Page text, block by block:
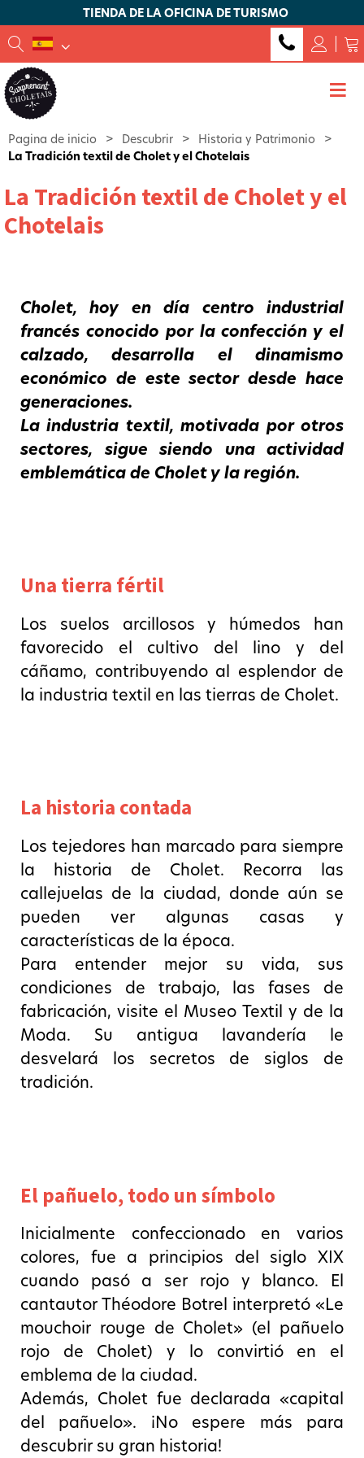
TIENDA DE LA OFICINA DE TURISMO
Pagina de inicio > Descubrir > Historia y Patrimonio
>
La Tradición textil de Cholet y el Chotelais
La Tradición textil de Cholet y el
Chotelais
Cholet, hoy en día centro industrial
francés conocido por la confección y el
calzado, desarrolla el dinamismo
económico de este sector desde hace
generaciones.
La industria textil, motivada por otros
sectores, sigue siendo una actividad
emblemática de Cholet y la región.
Una tierra fértil
Los suelos arcillosos y húmedos han
favorecido el cultivo del lino y del
cáñamo, contribuyendo al esplendor de
la industria textil en las tierras de Cholet.
La historia contada
Los tejedores han marcado para siempre
la historia de Cholet. Recorra las
callejuelas de la ciudad, donde aún se
pueden ver algunas casas y
características de la época.
Para entender mejor su vida, sus
condiciones de trabajo, las fases de
fabricación, visite el Museo Textil y de la
Moda. Su antigua lavandería le
desvelará los secretos de siglos de
tradición.
El pañuelo, todo un símbolo
Inicialmente confeccionado en varios
colores, fue a principios del siglo XIX
cuando pasó a ser rojo y blanco. El
cantautor Théodore Botrel interpretó «Le
mouchoir rouge de Cholet» (el pañuelo
rojo de Cholet) y lo convirtió en el
emblema de la ciudad.
Además, Cholet fue declarada «capital
del pañuelo». ¡No espere más para
descubrir su gran historia!